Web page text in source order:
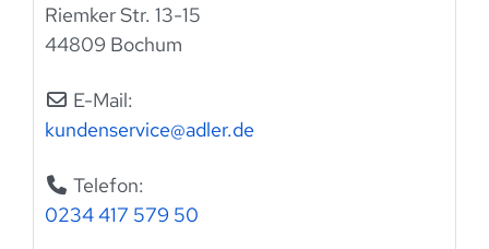
Riemker Str. 13-15
44809 Bochum
E-Mail:
kundenservice@adler.de
Telefon:
0234 417 579 50